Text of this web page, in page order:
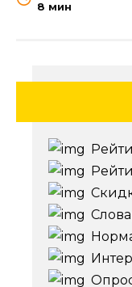
8 мин